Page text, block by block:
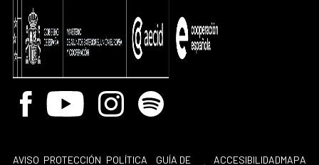
Facebook
Youtube InstagramSpotify
AVISO PROTECCIÓN POLÍTICA
GUÍA DE
ACCESIBILIDADMAPA